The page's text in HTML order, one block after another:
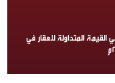
القيمة المتداولة للعقار في